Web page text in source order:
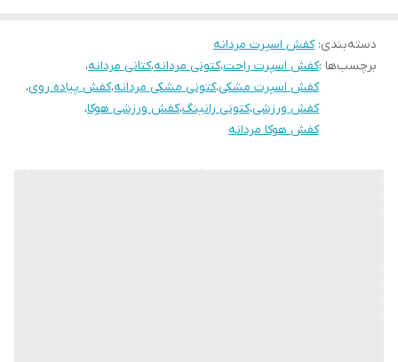
دسته‌بندی:کفش اسپرت مردانه
برچسب‌ها :کفش اسپرت راحت،کتونی مردانه،کتانی مردانه،
کفش اسپرت مشکی،کتونی مشکی مردانه،کفش پیاده روی،
کفش ورزشی،کتونی رانینگ،کفش ورزشی هوکا،
کفش هوکا مردانه